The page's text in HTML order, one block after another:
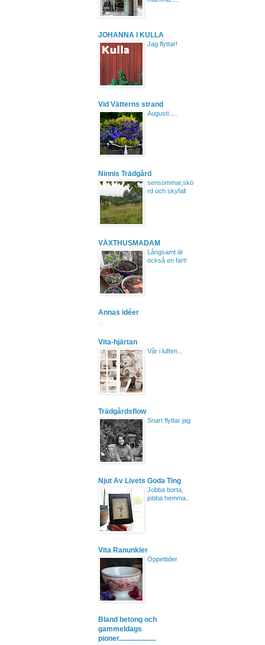
JOHANNA I KULLA
Jag flyttar!
Vid Vätterns strand
Augusti.....
Ninnis Trädgård
sensommar,skö
rd och skyfall
VÄXTHUSMADAM
Långsamt är
också en fart!
Annas idéer
Vita-hjärtan
Vår i luften...
Trädgårdsflow
Snart flyttar jag
Njut Av Livets Goda Ting
Jobba borta,
jobba hemma..
Vita Ranunkler
Öppettider
Bland betong och
gammeldags
pioner.....................